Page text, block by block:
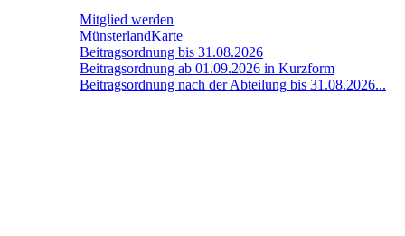
Mitglied werden
MünsterlandKarte
Beitragsordnung bis 31.08.2026
Beitragsordnung ab 01.09.2026 in Kurzform
Beitragsordnung nach der Abteilung bis 31.08.2026...